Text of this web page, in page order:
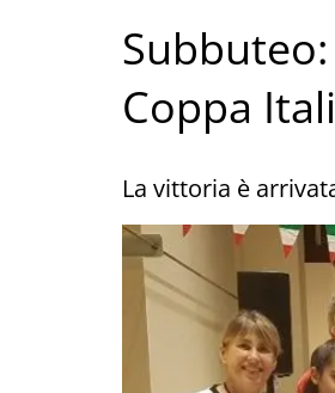
Subbuteo:
Coppa
La vittoria è